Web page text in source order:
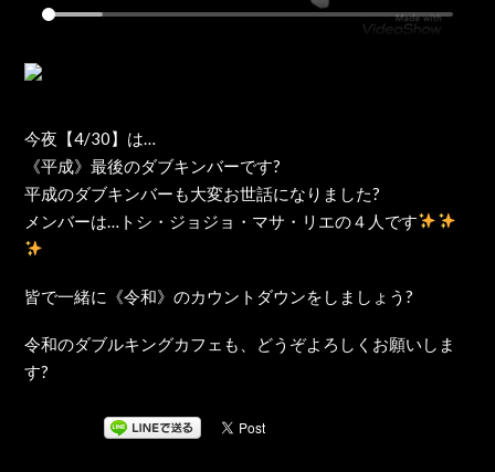
今夜【4/30】は…
《平成》最後のダブキンバーです?
平成のダブキンバーも大変お世話になりました?
メンバーは…トシ・ジョジョ・マサ・リエの４人です
皆で一緒に《令和》のカウントダウンをしましょう?
令和のダブルキングカフェも、どうぞよろしくお願いしま
す?